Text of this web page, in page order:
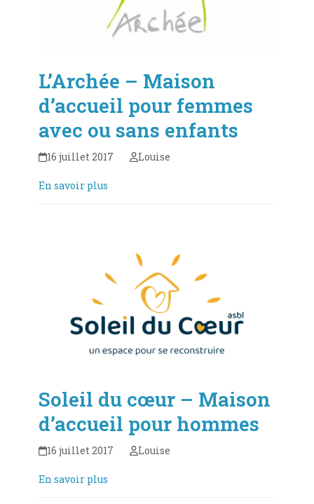
L’Archée – Maison
d’accueil pour femmes
avec ou sans enfants
16 juillet 2017 Louise
En savoir plus
Soleil du cœur – Maison
d’accueil pour hommes
16 juillet 2017 Louise
En savoir plus